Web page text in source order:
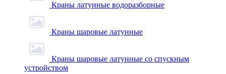
Краны латунные водоразборные
Краны шаровые латунные
Краны шаровые латунные со спускным
устройством